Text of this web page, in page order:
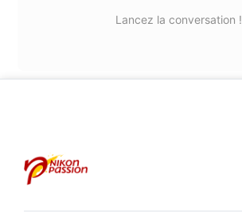
Lancez la conversation !